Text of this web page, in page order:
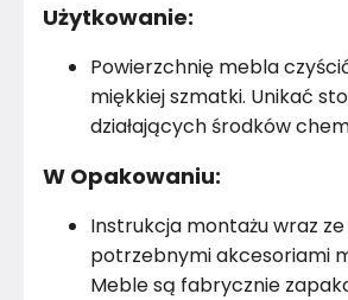
Użytkowanie:
Powierzchnię mebla
miękkiej szmatki. Unikać
działających środków
W Opakowaniu:
Instrukcja montażu wraz
potrzebnymi akcesoriami
Meble są fabrycznie